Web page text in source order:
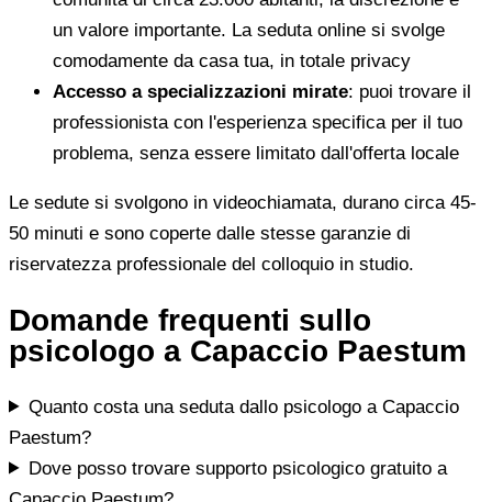
un valore importante. La seduta online si svolge
comodamente da casa tua, in totale privacy
Accesso a specializzazioni mirate: puoi trovare il
professionista con l'esperienza specifica per il tuo
problema, senza essere limitato dall'offerta locale
Le sedute si svolgono in videochiamata, durano circa 45-
50 minuti e sono coperte dalle stesse garanzie di
riservatezza professionale del colloquio in studio.
Domande frequenti sullo
psicologo a Capaccio Paestum
Quanto costa una seduta dallo psicologo a Capaccio
Paestum?
Dove posso trovare supporto psicologico gratuito a